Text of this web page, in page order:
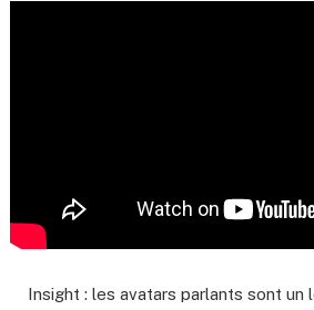
Insight : les avatars parlants sont un